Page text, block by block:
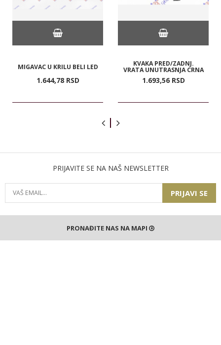
MIGAVAC U KRILU BELI LED
1.644,78 RSD
KVAKA PRED/ZADNJ.
VRATA UNUTRASNJA CRNA
1.693,56 RSD
PRIJAVITE SE NA NAŠ NEWSLETTER
PRIJAVI SE
PRONAĐITE NAS NA MAPI